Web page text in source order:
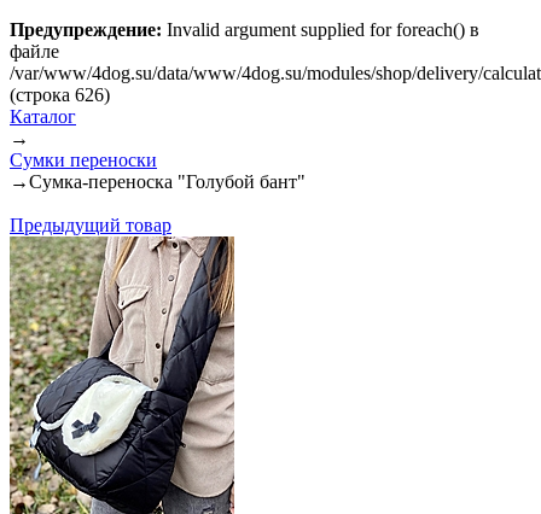
Предупреждение: Invalid argument supplied for foreach() в
файле
/var/www/4dog.su/data/www/4dog.su/modules/shop/delivery/
(строка 626)
Каталог
→
Сумки переноски
→Сумка-переноска "Голубой бант"
Предыдущий товар